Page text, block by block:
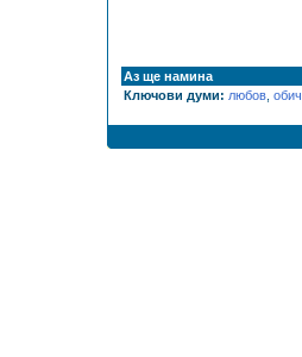
Аз ще намина
Ключови думи: любов обич